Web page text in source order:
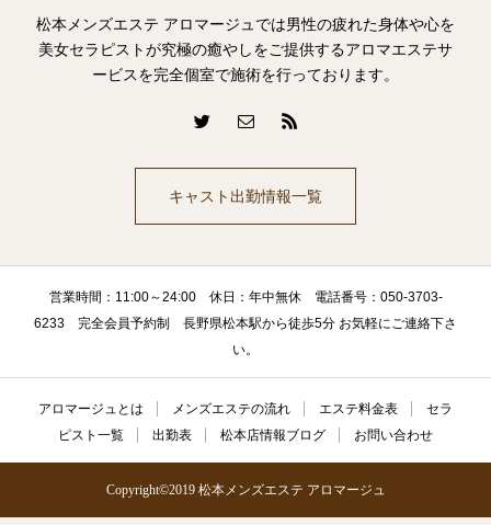
松本メンズエステ アロマージュでは男性の疲れた身体や心を
美女セラピストが究極の癒やしをご提供するアロマエステサ
ービスを完全個室で施術を行っております。
キャスト出勤情報一覧
営業時間：11:00～24:00 休日：年中無休 電話番号：050-3703-
6233 完全会員予約制 長野県松本駅から徒歩5分 お気軽にご連絡下さ
い。
アロマージュとは メンズエステの流れ エステ料金表
セラ
ピスト一覧
出勤表 松本店情報ブログ お問い合わせ
Copyright©2019 松本メンズエステ アロマージュ